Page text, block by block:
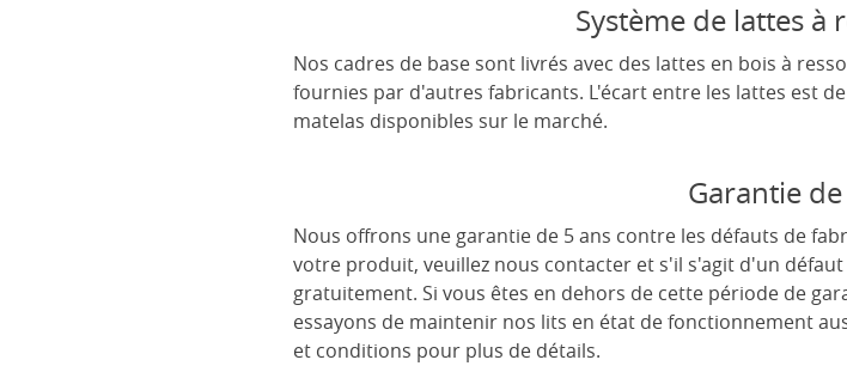
Système de lattes à
Nos cadres de base sont livrés avec des lattes en bois à
fournies par d'autres fabricants. L'écart entre les lattes est
matelas disponibles sur le marché.
Garantie
Nous offrons une garantie de 5 ans contre les défauts de
votre produit, veuillez nous contacter et s'il s'agit d'un
gratuitement. Si vous êtes en dehors de cette période de
essayons de maintenir nos lits en état de fonctionnement
et conditions pour plus de détails.